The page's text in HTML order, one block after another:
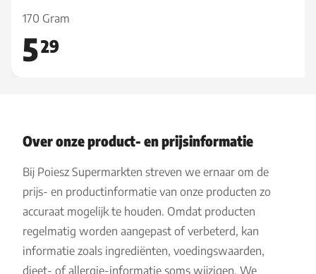
170 Gram
529
Over onze product- en prijsinformatie
Bij Poiesz Supermarkten streven we ernaar om de
prijs- en productinformatie van onze producten zo
accuraat mogelijk te houden. Omdat producten
regelmatig worden aangepast of verbeterd, kan
informatie zoals ingrediënten, voedingswaarden,
dieet- of allergie-informatie soms wijzigen. We